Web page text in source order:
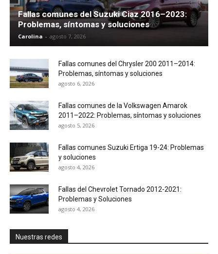
Fallas comunes del Suzuki Ciaz 2016–2023:
Problemas, síntomas y soluciones
Carolina - agosto 7, 2026
Fallas comunes del Chrysler 200 2011–2014:
Problemas, síntomas y soluciones
agosto 6, 2026
Fallas comunes de la Volkswagen Amarok
2011–2022: Problemas, síntomas y soluciones
agosto 5, 2026
Fallas comunes Suzuki Ertiga 19-24: Problemas
y soluciones
agosto 4, 2026
Fallas del Chevrolet Tornado 2012-2021:
Problemas y Soluciones
agosto 4, 2026
Nuestras redes